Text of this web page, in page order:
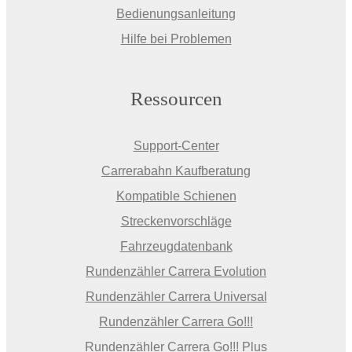
Bedienungsanleitung
Hilfe bei Problemen
Ressourcen
Support-Center
Carrerabahn Kaufberatung
Kompatible Schienen
Streckenvorschläge
Fahrzeugdatenbank
Rundenzähler Carrera Evolution
Rundenzähler Carrera Universal
Rundenzähler Carrera Go!!!
Rundenzähler Carrera Go!!! Plus